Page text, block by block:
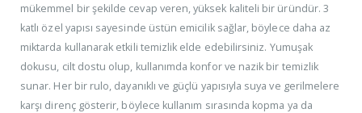
mükemmel bir şekilde cevap veren, yüksek kaliteli bir üründür. 3
katlı özel yapısı sayesinde üstün emicilik sağlar, böylece daha az
miktarda kullanarak etkili temizlik elde edebilirsiniz. Yumuşak
dokusu, cilt dostu olup, kullanımda konfor ve nazik bir temizlik
sunar. Her bir rulo, dayanıklı ve güçlü yapısıyla suya ve gerilmelere
karşı direnç gösterir, böylece kullanım sırasında kopma ya da